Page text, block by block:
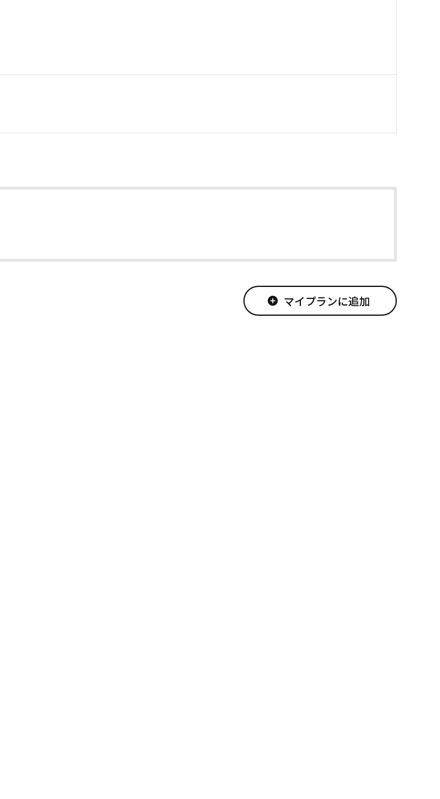
add_circle マイプランに追加